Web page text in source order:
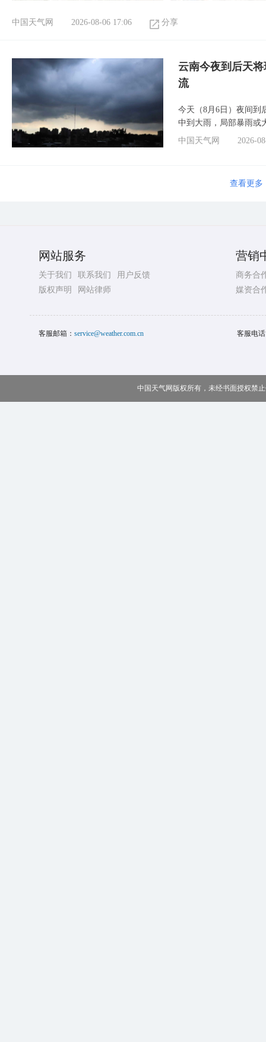
中国天气网 2026-08-06 17:06 分享
云南今夜到后天
流
今天（8月6日）夜间到
中到大雨，局部暴雨或
中国天气网
2026-
查看更多
网站服务
关于我们 联系我们
用户反馈
版权声明
网站律师
营销
商务合
媒资合
客服邮箱： service@weather.com.cn 客服电
中国天气网版权所有，未经书面授权